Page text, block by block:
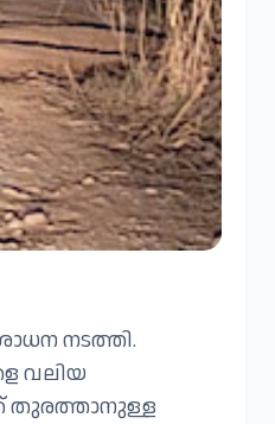
നടത്തി.
വലിയ
തുരത്താനുള്ള